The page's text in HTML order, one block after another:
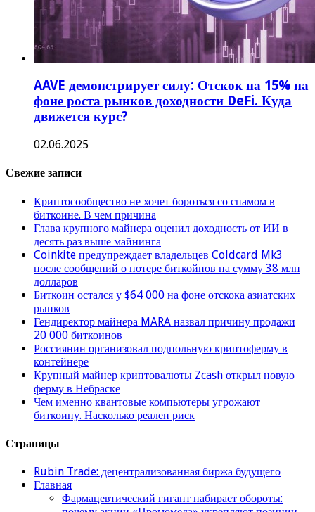
AAVE демонстрирует силу: Отскок на 15% на
фоне роста рынков доходности DeFi. Куда
движется курс?
02.06.2025
Свежие записи
Криптосообщество не хочет бороться со спамом в
биткоине. В чем причина
Глава крупного майнера оценил доходность от ИИ в
десять раз выше майнинга
Coinkite предупреждает владельцев Coldcard Mk3
после сообщений о потере биткойнов на сумму 38 млн
долларов
Биткоин остался у $64 000 на фоне отскока азиатских
рынков
Гендиректор майнера MARA назвал причину продажи
20 000 биткоинов
Россиянин организовал подпольную криптоферму в
контейнере
Крупный майнер криптовалюты Zcash открыл новую
ферму в Небраске
Чем именно квантовые компьютеры угрожают
биткоину. Насколько реален риск
Страницы
Rubin Trade: децентрализованная биржа будущего
Главная
Фармацевтический гигант набирает обороты: